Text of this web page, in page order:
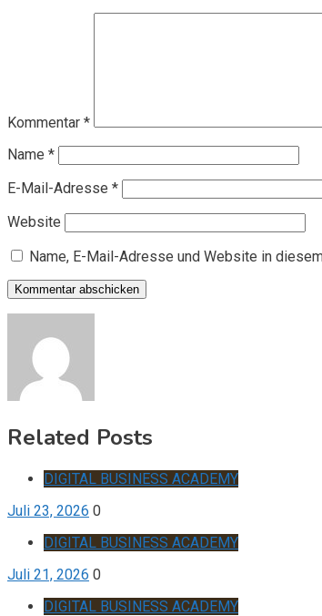
Kommentar *
Name *
E-Mail-Adresse *
Website
Name, E-Mail-Adresse und Website in
Related Posts
DIGITAL BUSINESS ACADEMY
Juli 23, 2026 0
DIGITAL BUSINESS ACADEMY
Juli 21, 2026 0
DIGITAL BUSINESS ACADEMY